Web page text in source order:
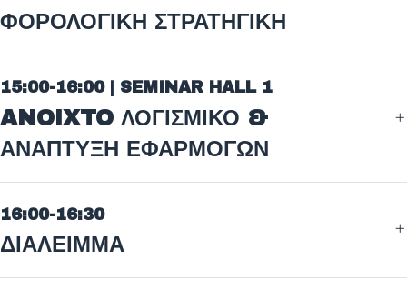
ΦΟΡΟΛΟΓΙΚΗ ΣΤΡΑΤΗΓΙΚΗ
15:00-16:00 | SEMINAR HALL 1
ANOIXTO ΛΟΓΙΣΜΙΚΟ &
ΑΝΑΠΤΥΞΗ ΕΦΑΡΜΟΓΩΝ
16:00-16:30
ΔΙΑΛΕΙΜΜΑ